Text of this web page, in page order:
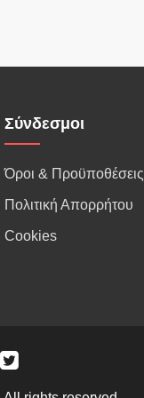
Σύνδεσμοι
Όροι & Προϋποθέσεις
Πολιτική Απορρήτου
Cookies